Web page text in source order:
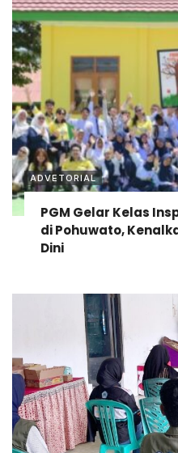
ADVETORIAL
PGM Gelar Kelas
di Pohuwato,
Dini